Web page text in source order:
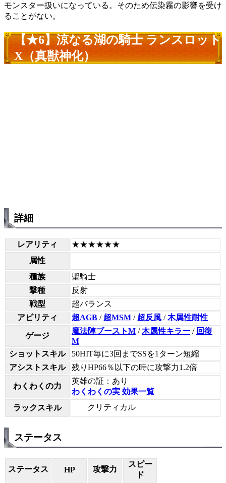
モンスター扱いになっている。そのため伝染霧の影響を受け
ることがない。
【★6】涼なる湖の騎士 ランスロット
X（真獣神化）
詳細
レアリティ
★★★★★★
属性
種族
聖騎士
撃種
反射
戦型
超バランス
アビリティ
超AGB / 超MSM / 超反風 /木属性耐性
ゲージ
魔法陣ブーストM /木属性キラー / 回復
M
ショットスキル
50HIT毎に3回までSSを1ターン短縮
アシストスキル
残りHP66％以下の時に攻撃力1.2倍
わくわくの力
英雄の証：あり
わくわくの実 効果一覧
ラックスキル
クリティカル
ステータス
ステータス HP 攻撃力
スピー
ド